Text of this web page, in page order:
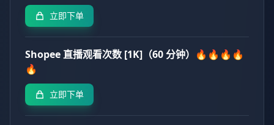
立即下单
Shopee 直播观看次数 [1K]（60 分钟）🔥🔥🔥🔥
🔥
立即下单